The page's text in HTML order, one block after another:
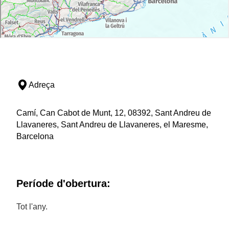
Adreça
Camí, Can Cabot de Munt, 12, 08392, Sant Andreu de
Llavaneres, Sant Andreu de Llavaneres, el Maresme,
Barcelona
Període d'obertura:
Tot l'any.